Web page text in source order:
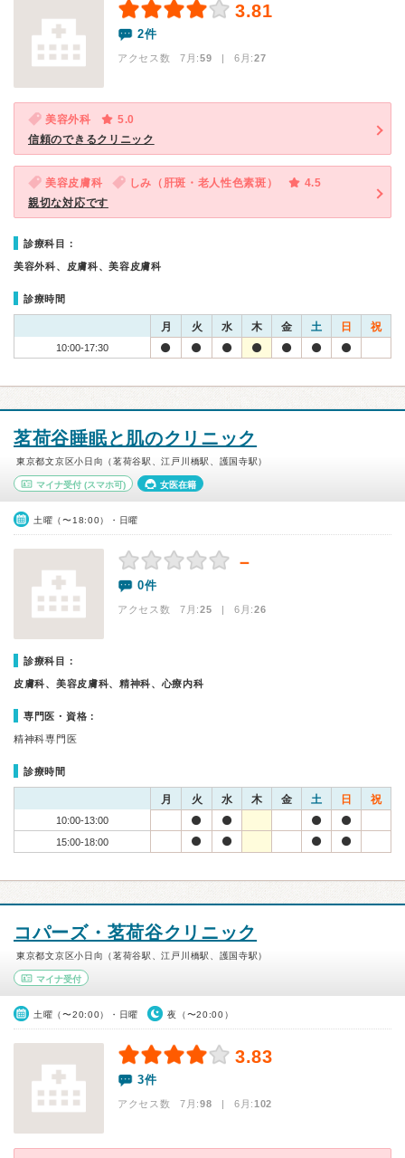
3.81
2件
アクセス数 7月:59 | 6月:27
美容外科
5.0
信頼のできるクリニック
美容皮膚科 しみ（肝斑・老人性色素斑）
4.5
親切な対応です
診療科目：
美容外科、皮膚科、美容皮膚科
診療時間
月 火 水 木 金 土 日 祝
10:00-17:30
茗荷谷睡眠と肌のクリニック
東京都文京区小日向（茗荷谷駅、江戸川橋駅、護国寺駅）
マイナ受付 (スマホ可) 女医在籍
土曜（〜18:00）・日曜
－
0件
アクセス数 7月:25 | 6月:26
診療科目：
皮膚科、美容皮膚科、精神科、心療内科
専門医・資格：
精神科専門医
診療時間
月 火 水 木 金 土 日 祝
10:00-13:00
15:00-18:00
コパーズ・茗荷谷クリニック
東京都文京区小日向（茗荷谷駅、江戸川橋駅、護国寺駅）
マイナ受付
土曜（〜20:00）・日曜 夜（〜20:00）
3.83
3件
アクセス数 7月:98 | 6月:102